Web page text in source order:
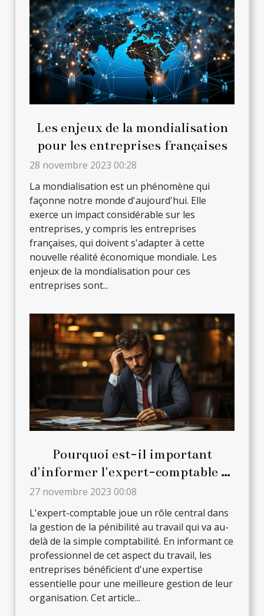
Les enjeux de la mondialisation
pour les entreprises françaises
28 novembre 2023 00:28
La mondialisation est un phénomène qui
façonne notre monde d'aujourd'hui. Elle
exerce un impact considérable sur les
entreprises, y compris les entreprises
françaises, qui doivent s'adapter à cette
nouvelle réalité économique mondiale. Les
enjeux de la mondialisation pour ces
entreprises sont...
Pourquoi est-il important
d'informer l'expert-comptable de
la pénibilité au travail ?
27 novembre 2023 00:08
L'expert-comptable joue un rôle central dans
la gestion de la pénibilité au travail qui va au-
delà de la simple comptabilité. En informant ce
professionnel de cet aspect du travail, les
entreprises bénéficient d'une expertise
essentielle pour une meilleure gestion de leur
organisation. Cet article...